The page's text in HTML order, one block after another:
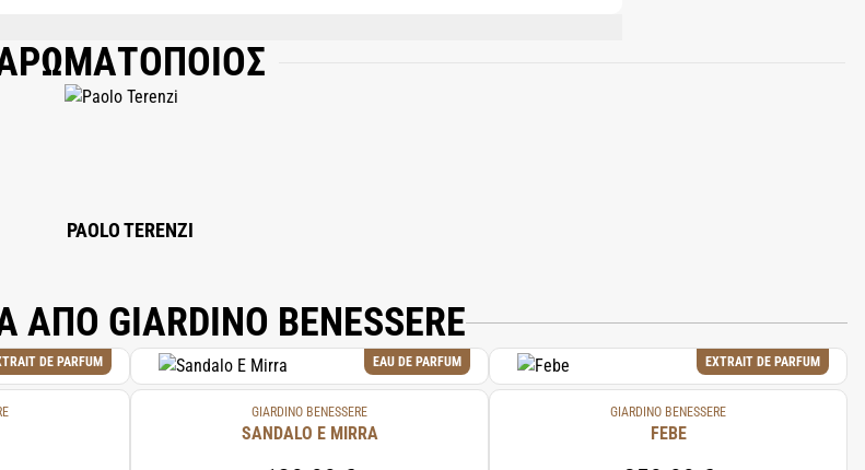
HEXADECANOLACTONE, ALPHA-ISOMETHYL IONONE,
JUNIPERUS VIRGINIANA OIL, TRIMETHYLBENZENEPROPANOL,
FARNESOL, CITRUS AURANTIUM FLOWER OIL, LINALOOL, LIMONENE, ROSE FLOWER OIL, BETA-
PAOLO TERENZI
ΑΠΟ GIARDINO BENESSERE
DE PARFUM EAU DE PARFUM
GIARDINO BENESSERE
SANDALO E MIRRA
EXTRAIT DE PARFUM
GIARDINO BENESSERE
FEBE